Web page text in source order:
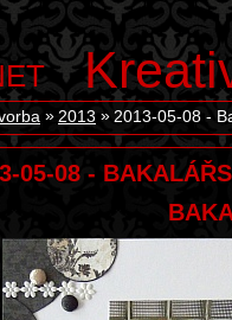
2013 2013-05-08 -
05-08 -